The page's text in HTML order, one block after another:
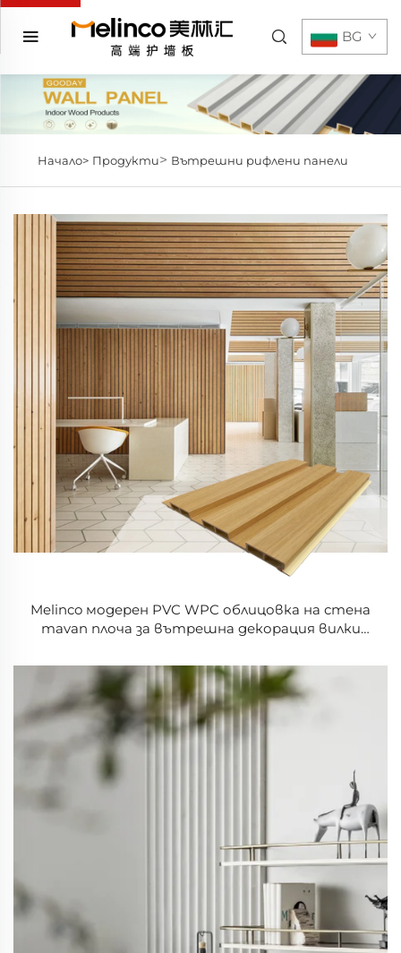
BG
Начало> Продукти> Вътрешни рифлени панели
Melinco модерен PVC WPC облицовка на стена
тavan плоча за вътрешна декорация вилки